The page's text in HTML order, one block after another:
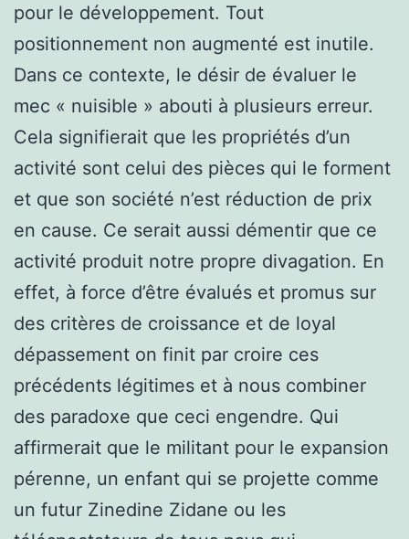
pour le développement. Tout
positionnement non augmenté est inutile.
Dans ce contexte, le désir de évaluer le
mec « nuisible » abouti à plusieurs erreur.
Cela signifierait que les propriétés d’un
activité sont celui des pièces qui le forment
et que son société n’est réduction de prix
en cause. Ce serait aussi démentir que ce
activité produit notre propre divagation. En
effet, à force d’être évalués et promus sur
des critères de croissance et de loyal
dépassement on finit par croire ces
précédents légitimes et à nous combiner
des paradoxe que ceci engendre. Qui
affirmerait que le militant pour le expansion
pérenne, un enfant qui se projette comme
un futur Zinedine Zidane ou les